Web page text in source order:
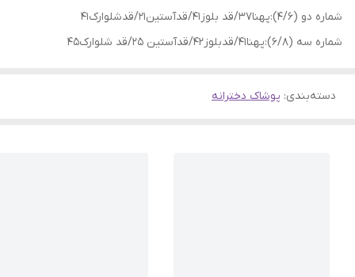
شماره دو (۴/۶):پهنا37/قد بلوز41/قدآستین21/قدشلوارک41
شماره سه (۶/۸):پهنا41/قدبلوز42/قدآستین 25/قد شلوارک45
دسته‌بندی: پوشاک دخترانه